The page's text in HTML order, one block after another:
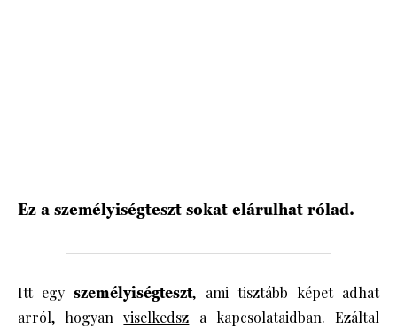
Ez a személyiségteszt sokat elárulhat rólad.
Itt egyszemélyiségteszt, ami tisztább képet adhat
arról, hogyanviselkedsz a kapcsolataidban. Ezáltal